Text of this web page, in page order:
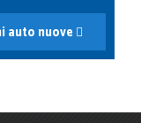
auto nuove